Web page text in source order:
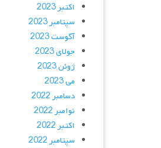
اکتبر 2023
سپتامبر 2023
آگوست 2023
جولای 2023
ژوئن 2023
می 2023
دسامبر 2022
نوامبر 2022
اکتبر 2022
سپتامبر 2022